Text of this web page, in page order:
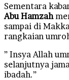
Sementara
Abu Hamzah
sampai di
rangkaian
” Insya Allah
selanjutnya
ibadah.”